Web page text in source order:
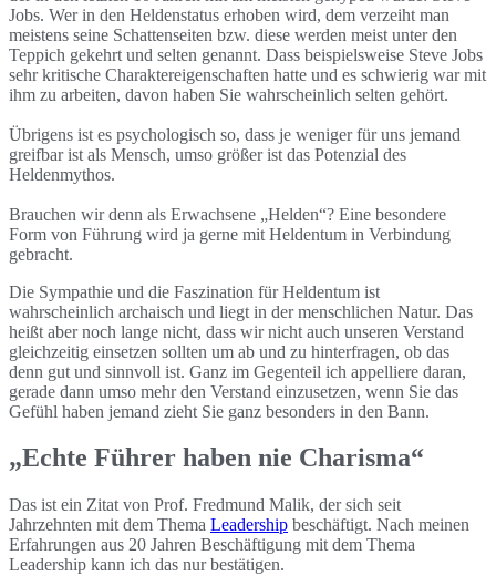
Jobs. Wer in den Heldenstatus erhoben wird, dem verzeiht man
meistens seine Schattenseiten bzw. diese werden meist unter den
Teppich gekehrt und selten genannt. Dass beispielsweise Steve Jobs
sehr kritische Charaktereigenschaften hatte und es schwierig war mit
ihm zu arbeiten, davon haben Sie wahrscheinlich selten gehört.
Übrigens ist es psychologisch so, dass je weniger für uns jemand
greifbar ist als Mensch, umso größer ist das Potenzial des
Heldenmythos.
Brauchen wir denn als Erwachsene „Helden“? Eine besondere
Form von Führung wird ja gerne mit Heldentum in Verbindung
gebracht.
Die Sympathie und die Faszination für Heldentum ist
wahrscheinlich archaisch und liegt in der menschlichen Natur. Das
heißt aber noch lange nicht, dass wir nicht auch unseren Verstand
gleichzeitig einsetzen sollten um ab und zu hinterfragen, ob das
denn gut und sinnvoll ist. Ganz im Gegenteil ich appelliere daran,
gerade dann umso mehr den Verstand einzusetzen, wenn Sie das
Gefühl haben jemand zieht Sie ganz besonders in den Bann.
„Echte Führer haben nie Charisma“
Das ist ein Zitat von Prof. Fredmund Malik, der sich seit
Jahrzehnten mit dem Thema Leadership beschäftigt. Nach meinen
Erfahrungen aus 20 Jahren Beschäftigung mit dem Thema
Leadership kann ich das nur bestätigen.